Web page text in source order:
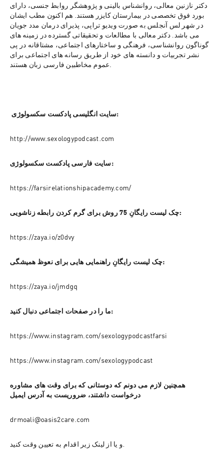
دکتر نازنین معالی، روانشناس بالینی و پژوهشگر روابط جنسی، دارای
بورد فوق تخصصی در بیمارستان کایزر هستند. هم اکنون مطب ایشان
در شهر لس آنجلس به صورت ویدیو تراپی، پذیرای درمان مدد جویان
می باشد. دکتر معالی با مطالعات و تحقیقاتی گسترده در زمینه های
گوناگون روانشناسی، فرهنگی و ساختارهای اجتماعی، مشتاقانه در پی
نشر تجربیات و دانسته های خود از طریق رسانه های اجتماعی برای
عموم مخاطبین فارسی زبان هستند.
سایت انگلیسی پادکست سکسولوژی:
http://www.sexologypodcast.com
سایت فارسی پادکست سکسولوژی:
https://farsirelationshipacademy.com/
چک لیست رایگانِ 75 روش برای گرم کردن رابطه زناشویی:
https://zaya.io/z0dvy
چک لیست رایگانِ راهنمایی هایی برای نعوظ همیشگی:
https://zaya.io/jmdgq
ما را در صفحات اجتماعی دنبال کنید:
https://www.instagram.com/sexologypodcastfarsi
https://www.instagram.com/sexologypodcast
همچنین لازم می دونم که دوستانی که برای وقت های مشاوره
درخواست داشتند، ضروریست به آدرس ایمیل
drmoali@oasis2care.com
و یا از لینک زیر اقدام به تعیین وقت کنید.